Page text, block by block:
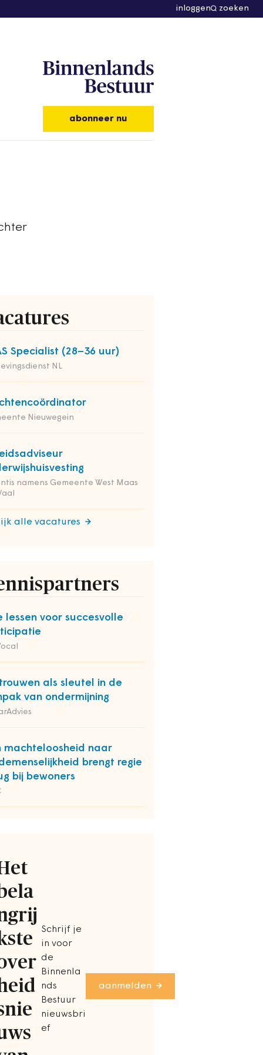
inloggen zoeken
abonneer nu
Specialist (28–36 uur)
NL
Nieuwegein
namens Gemeente West Maas
alle vacatures
lessen voor succesvolle
als sleutel in de
van ondermijning
machteloosheid naar
brengt regie
bij bewoners
Schrijf je
in voor
de
Binnenla
nds
Bestuur
nieuwsbri
ef
aanmelden